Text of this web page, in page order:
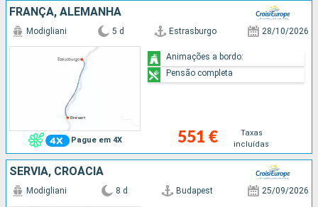
FRANÇA, ALEMANHA
Pague em 4X
Modigliani 5 d Estrasburgo 28/10/2026
551 €
Taxas
incluídas
Animações a bordo:
Pensão completa
SÉRVIA, CROÁCIA
Modigliani 8 d Budapest 25/09/2026